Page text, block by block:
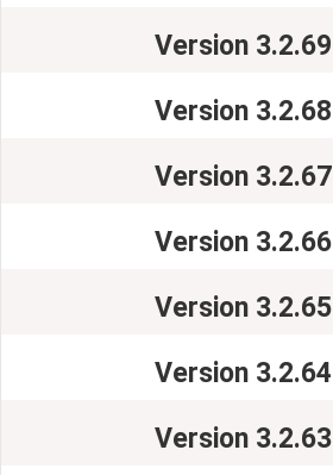
Version 3.2.69
Version 3.2.68
Version 3.2.67
Version 3.2.66
Version 3.2.65
Version 3.2.64
Version 3.2.63